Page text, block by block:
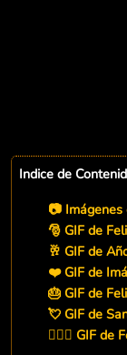
Indice de
📷
🎅 GIF de
🥂 GIF de
❤️ GIF de
🎂 GIF de
💘 GIF de
👨‍❤️‍👨 GIF de